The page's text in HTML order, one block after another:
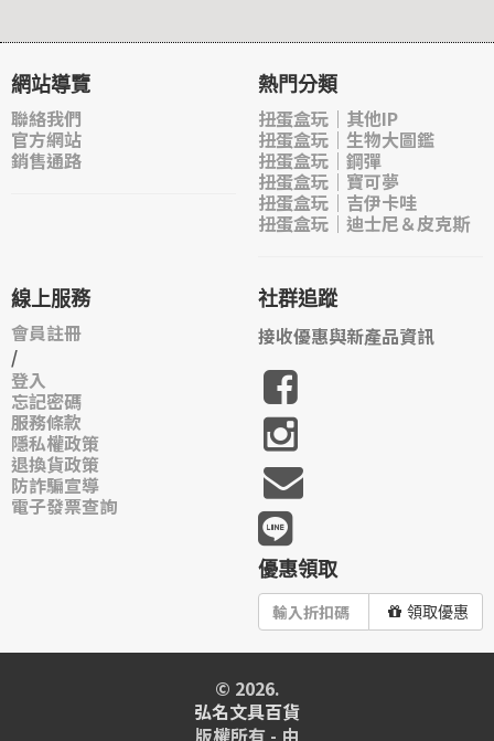
網站導覽
聯絡我們
官方網站
銷售通路
熱門分類
扭蛋盒玩｜其他IP
扭蛋盒玩｜生物大圖鑑
扭蛋盒玩｜鋼彈
扭蛋盒玩｜寶可夢
扭蛋盒玩｜吉伊卡哇
扭蛋盒玩｜迪士尼＆皮克斯
線上服務
會員註冊
/
登入
忘記密碼
服務條款
隱私權政策
退換貨政策
防詐騙宣導
電子發票查詢
社群追蹤
接收優惠與新產品資訊
優惠領取
領取優惠
© 2026.
弘名文具百貨
版權所有 - 由